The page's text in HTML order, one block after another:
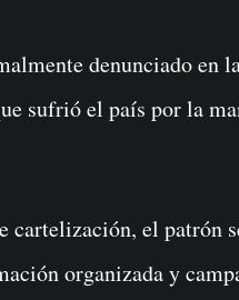
denunciado en
sufrió el país por la
cartelización, el patrón
organizada y